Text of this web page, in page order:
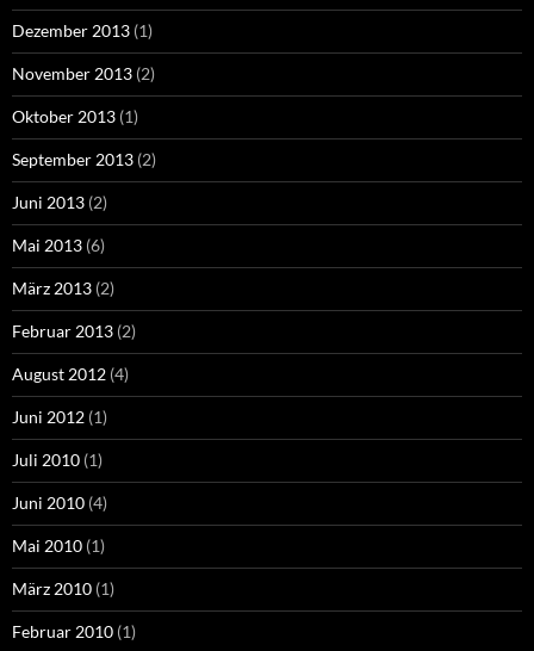
Dezember 2013 (1)
November 2013 (2)
Oktober 2013 (1)
September 2013 (2)
Juni 2013 (2)
Mai 2013 (6)
März 2013 (2)
Februar 2013 (2)
August 2012 (4)
Juni 2012 (1)
Juli 2010 (1)
Juni 2010 (4)
Mai 2010 (1)
März 2010 (1)
Februar 2010 (1)